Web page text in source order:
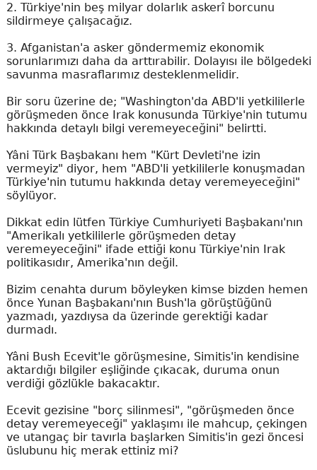
2. Türkiye'nin beş milyar dolarlık askerî borcunu
sildirmeye çalışacağız.
3. Afganistan'a asker göndermemiz ekonomik
sorunlarımızı daha da arttırabilir. Dolayısı ile bölgedeki
savunma masraflarımız desteklenmelidir.
Bir soru üzerine de; "Washington'da ABD'li yetkililerle
görüşmeden önce Irak konusunda Türkiye'nin tutumu
hakkında detaylı bilgi veremeyeceğini" belirtti.
Yâni Türk Başbakanı hem "Kürt Devleti'ne izin
vermeyiz" diyor, hem "ABD'li yetkililerle konuşmadan
Türkiye'nin tutumu hakkında detay veremeyeceğini"
söylüyor.
Dikkat edin lütfen Türkiye Cumhuriyeti Başbakanı'nın
"Amerikalı yetkililerle görüşmeden detay
veremeyeceğini" ifade ettiği konu Türkiye'nin Irak
politikasıdır, Amerika'nın değil.
Bizim cenahta durum böyleyken kimse bizden hemen
önce Yunan Başbakanı'nın Bush'la görüştüğünü
yazmadı, yazdıysa da üzerinde gerektiği kadar
durmadı.
Yâni Bush Ecevit'le görüşmesine, Simitis'in kendisine
aktardığı bilgiler eşliğinde çıkacak, duruma onun
verdiği gözlükle bakacaktır.
Ecevit gezisine "borç silinmesi", "görüşmeden önce
detay veremeyeceği" yaklaşımı ile mahcup, çekingen
ve utangaç bir tavırla başlarken Simitis'in gezi öncesi
üslubunu hiç merak ettiniz mi?